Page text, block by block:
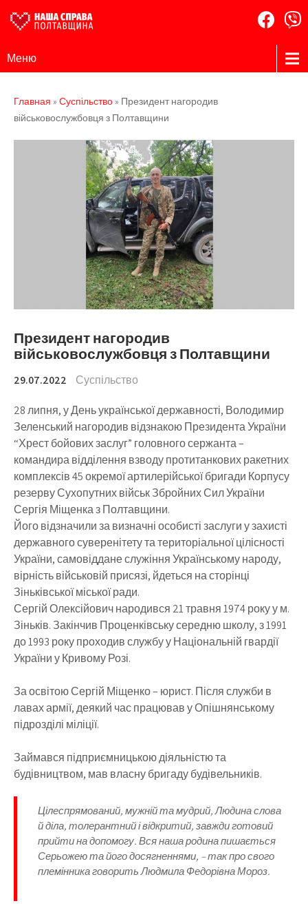
Справа
Полтавщина
організація
Меню
Главная » Суспільство » Президент нагородив
військовослужбовця з Полтавщини
Президент нагородив
військовослужбовця з Полтавщини
29.07.2022 Суспільство
28 липня, у День української державності, Володимир
Зеленський нагородив відзнакою Президента України
“Хрест бойових заслуг” головного сержанта –
командира відділення взводу протитанкових ракетних
комплексів 45 окремої артилерійської бригади Корпусу
резерву Сухопутних військ Збройних Сил України
Сергія Міщенка з Полтавщини.
Його відзначили за визначні особисті заслуги у захисті
державного суверенітету та територіальної цілісності
України, самовіддане служіння Українському народу,
вірність військовій присязі, йдеться на сторінці
Зіньківської міської ради.
Сергій Олексійович народився 21 травня 1974 року у м.
Зіньків. Закінчив Проценківську середню школу, з 1991
до 1993 року проходив службу у Національній гвардії
України у Кривому Розі.
За освітою Сергій Міщенко – юрист. Після служби в
лавах армії, деякий час працював у Опішнянському
підрозділі міліції.
Займався підприємницькою діяльністю та
будівництвом, мав власну бригаду будівельників.
Цілеспрямований, мужній та мудрий, Людина слова
й діла, толерантний і відкритий, завжди готовий
прийти на допомогу. Вся наша родина пишається
Серьожею та його досягненнями, – так про свого
племінника говорить Людмила Федорівна Мороз.